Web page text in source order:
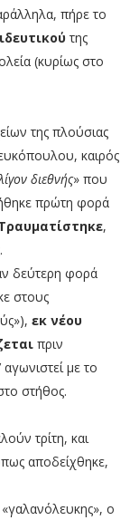
πήρε το
της
(κυρίως στο
της πλούσιας
καιρός
διεθνής» που
πρώτη φορά
,
δεύτερη φορά
στους
εκ νέου
πριν
αγωνιστεί με το
στήθος.
τρίτη, και
αποδείχθηκε,
ο